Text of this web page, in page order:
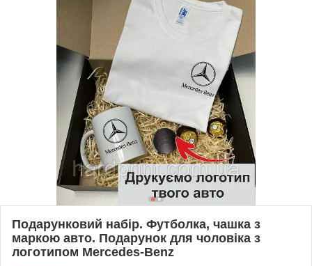
Подарунковий набір. Футболка, чашка з
маркою авто. Подарунок для чоловіка з
логотипом Mercedes-Benz